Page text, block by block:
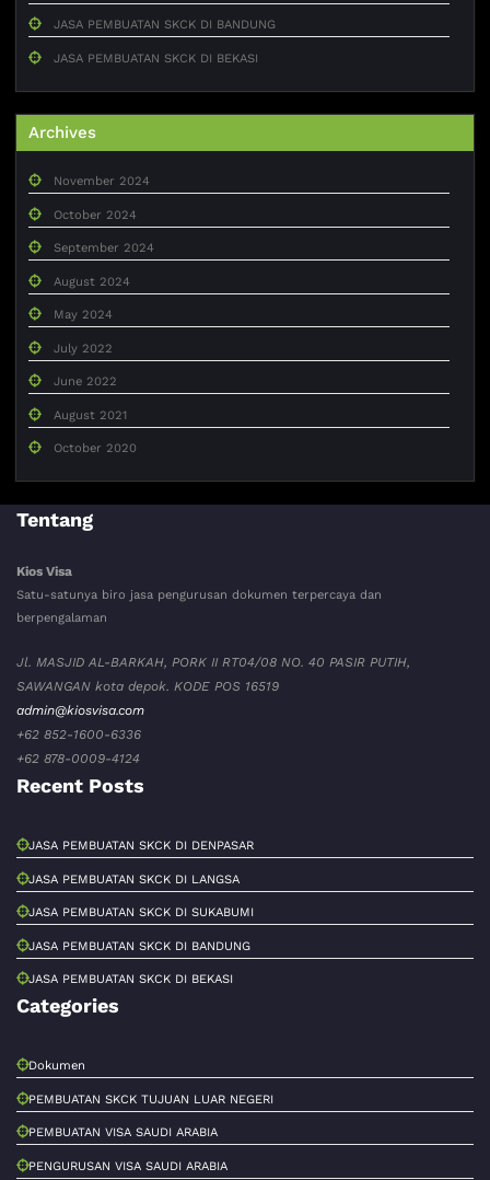
JASA PEMBUATAN SKCK DI BANDUNG
JASA PEMBUATAN SKCK DI BEKASI
Archives
November 2024
October 2024
September 2024
August 2024
May 2024
July 2022
June 2022
August 2021
October 2020
Tentang
Kios Visa
Satu-satunya biro jasa pengurusan dokumen terpercaya dan
berpengalaman
Jl. MASJID AL-BARKAH, PORK II RT04/08 NO. 40 PASIR PUTIH,
SAWANGAN kota depok. KODE POS 16519
admin@kiosvisa.com
+62 852-1600-6336
+62 878-0009-4124
Recent Posts
JASA PEMBUATAN SKCK DI DENPASAR
JASA PEMBUATAN SKCK DI LANGSA
JASA PEMBUATAN SKCK DI SUKABUMI
JASA PEMBUATAN SKCK DI BANDUNG
JASA PEMBUATAN SKCK DI BEKASI
Categories
Dokumen
PEMBUATAN SKCK TUJUAN LUAR NEGERI
PEMBUATAN VISA SAUDI ARABIA
PENGURUSAN VISA SAUDI ARABIA